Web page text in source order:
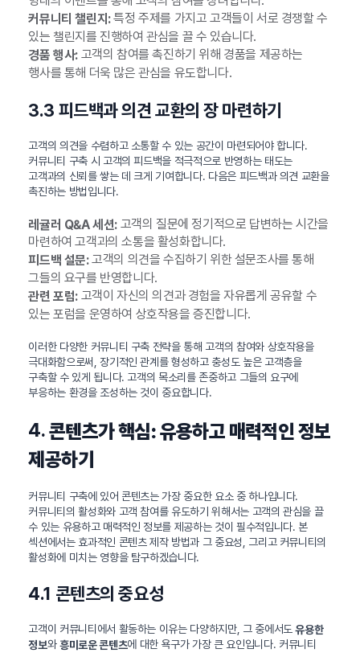
커뮤니티 챌린지:특정 주제를 가지고 고객들이 서로 경쟁할 수
있는 챌린지를 진행하여 관심을 끌 수 있습니다.
경품 행사:고객의 참여를 촉진하기 위해 경품을 제공하는
행사를 통해 더욱 많은 관심을 유도합니다.
3.3 피드백과 의견 교환의 장 마련하기
고객의 의견을 수렴하고 소통할 수 있는 공간이 마련되어야 합니다.
커뮤니티 구축 시 고객의 피드백을 적극적으로 반영하는 태도는
고객과의 신뢰를 쌓는 데 크게 기여합니다. 다음은 피드백과 의견 교환을
촉진하는 방법입니다.
레귤러 Q&A 세션:고객의 질문에 정기적으로 답변하는 시간을
마련하여 고객과의 소통을 활성화합니다.
피드백 설문:고객의 의견을 수집하기 위한 설문조사를 통해
그들의 요구를 반영합니다.
관련 포럼:고객이 자신의 의견과 경험을 자유롭게 공유할 수
있는 포럼을 운영하여 상호작용을 증진합니다.
이러한 다양한 커뮤니티 구축 전략을 통해 고객의 참여와 상호작용을
극대화함으로써, 장기적인 관계를 형성하고 충성도 높은 고객층을
구축할 수 있게 됩니다. 고객의 목소리를 존중하고 그들의 요구에
부응하는 환경을 조성하는 것이 중요합니다.
4.콘텐츠가 핵심: 유용하고 매력적인 정보
제공하기
커뮤니티 구축에 있어 콘텐츠는 가장 중요한 요소 중 하나입니다.
커뮤니티의 활성화와 고객 참여를 유도하기 위해서는 고객의 관심을 끌
수 있는 유용하고 매력적인 정보를 제공하는 것이 필수적입니다. 본
섹션에서는 효과적인 콘텐츠 제작 방법과 그 중요성, 그리고 커뮤니티의
활성화에 미치는 영향을 탐구하겠습니다.
4.1 콘텐츠의 중요성
고객이 커뮤니티에서 활동하는 이유는 다양하지만, 그 중에서도유용한
정보와흥미로운 콘텐츠에 대한 욕구가 가장 큰 요인입니다. 커뮤니티